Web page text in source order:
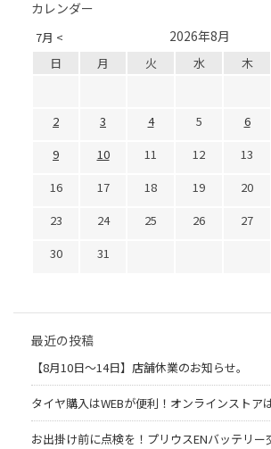
カレンダー
7月 < 2026年8月
日 月 火 水 木
2
3 4 5 6
9
10 11 12 13
16
17 18 19 20
23
24 25 26 27
30
31
最近の投稿
【8月10日～14日】店舗休業のお知らせ。
タイヤ購入はWEBが便利！オンラインストア
お出掛け前に点検を！プリウスENバッテリー